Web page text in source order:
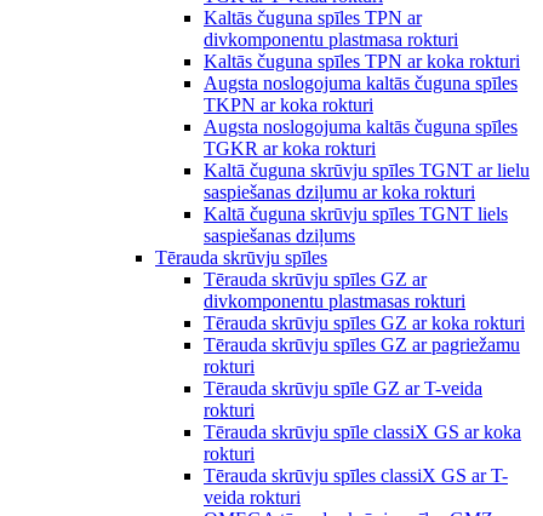
Kaltās čuguna spīles TPN ar
divkomponentu plastmasa rokturi
Kaltās čuguna spīles TPN ar koka rokturi
Augsta noslogojuma kaltās čuguna spīles
TKPN ar koka rokturi
Augsta noslogojuma kaltās čuguna spīles
TGKR ar koka rokturi
Kaltā čuguna skrūvju spīles TGNT ar lielu
saspiešanas dziļumu ar koka rokturi
Kaltā čuguna skrūvju spīles TGNT liels
saspiešanas dziļums
Tērauda skrūvju spīles
Tērauda skrūvju spīles GZ ar
divkomponentu plastmasas rokturi
Tērauda skrūvju spīles GZ ar koka rokturi
Tērauda skrūvju spīles GZ ar pagriežamu
rokturi
Tērauda skrūvju spīle GZ ar T-veida
rokturi
Tērauda skrūvju spīle classiX GS ar koka
rokturi
Tērauda skrūvju spīles classiX GS ar T-
veida rokturi